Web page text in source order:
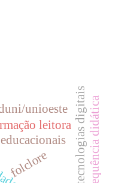
folclore tecnologias digitaissequência didática
leitora
unioeste